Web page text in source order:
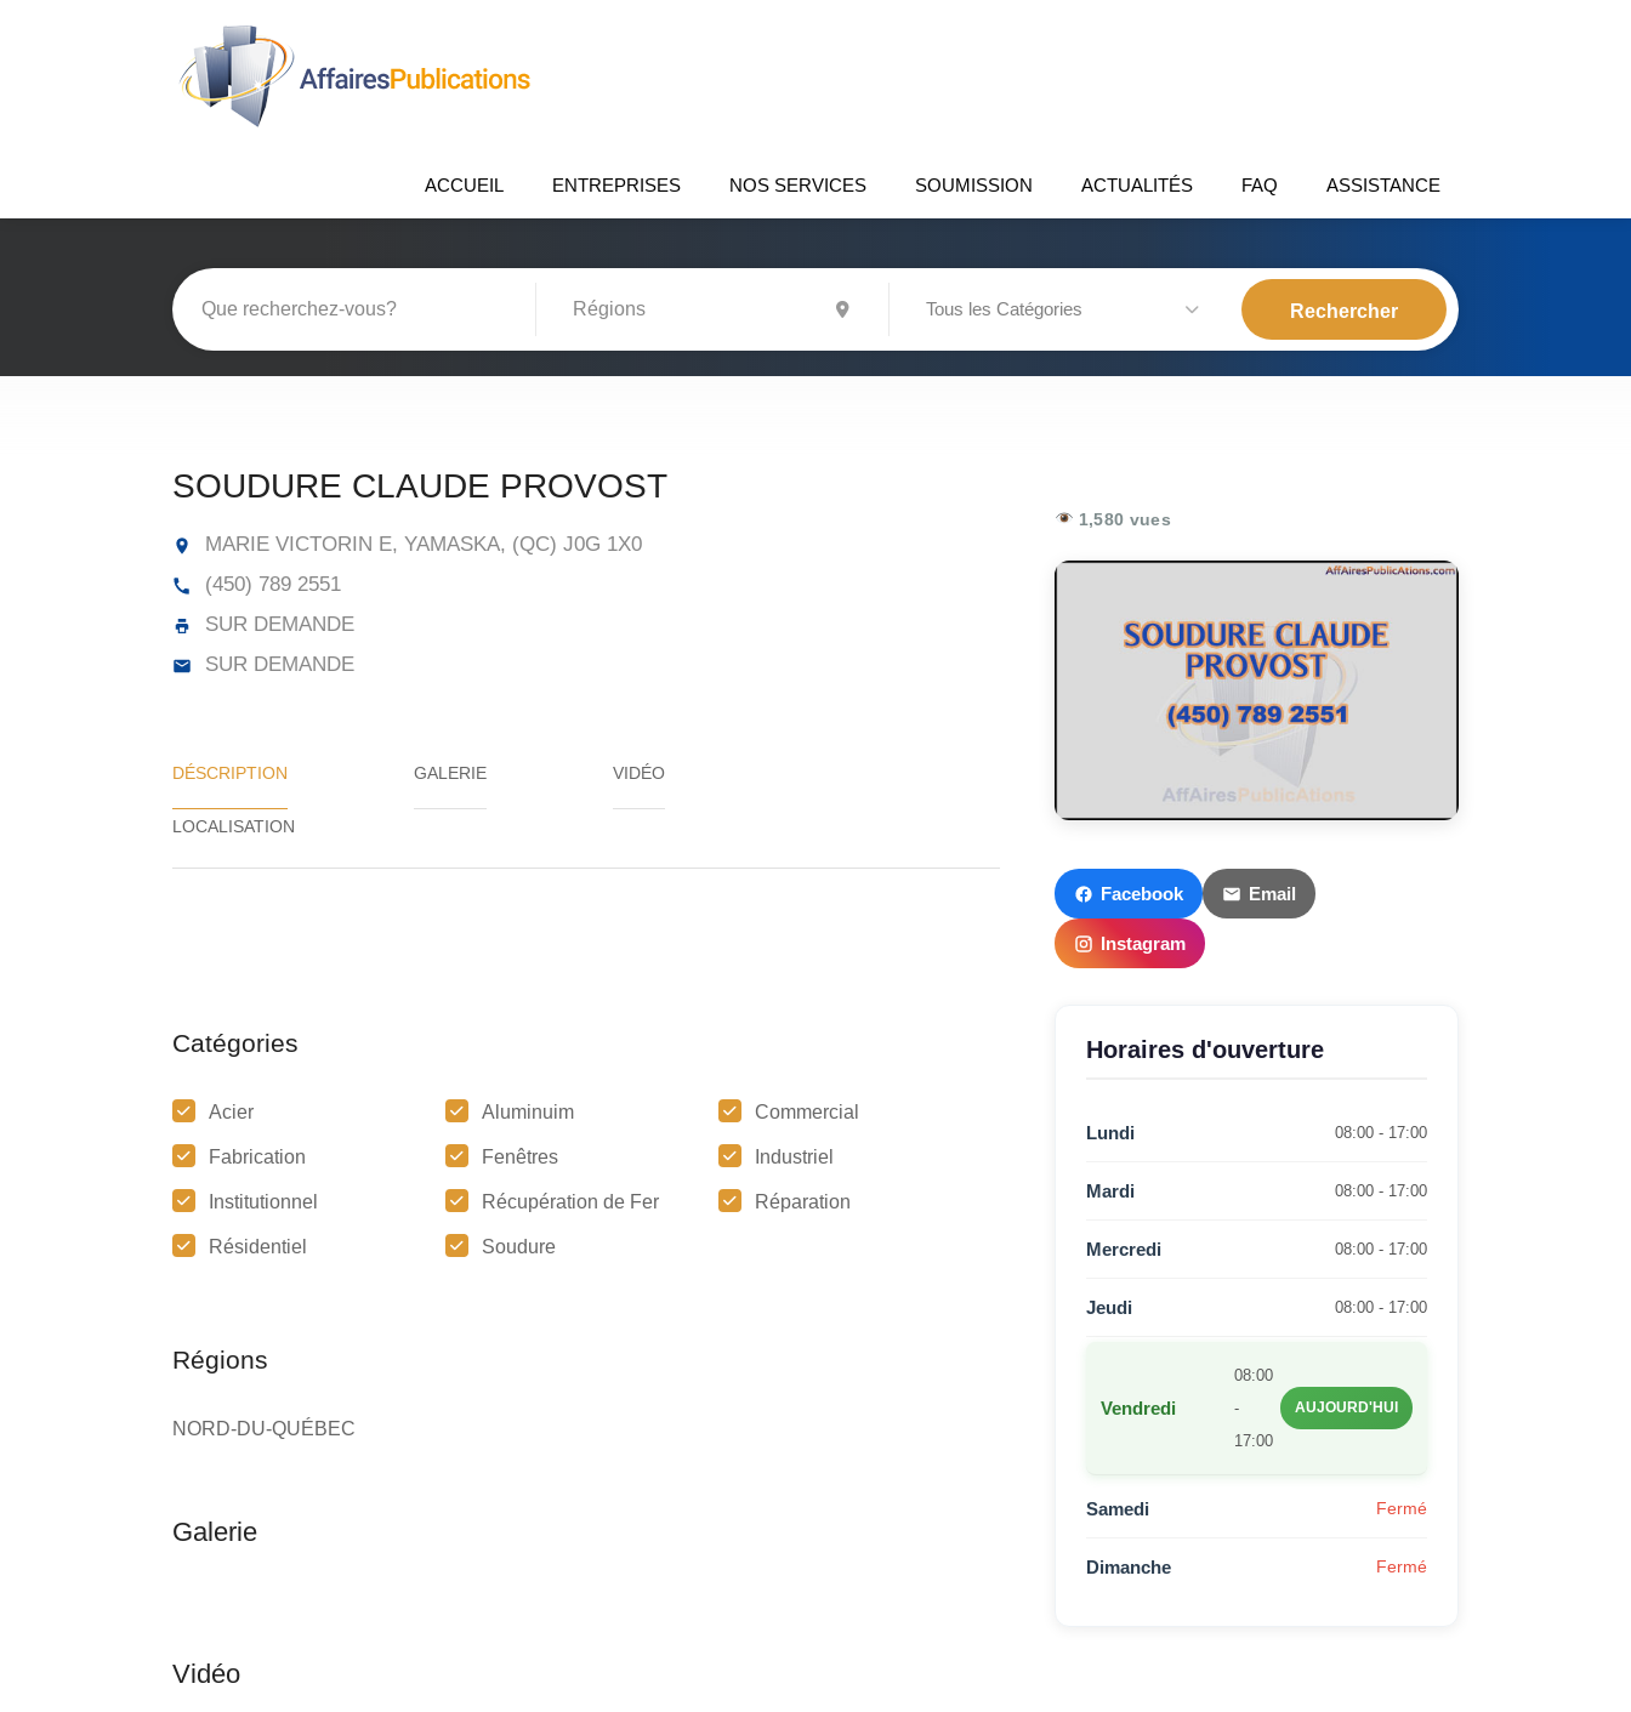
ACCUEIL ENTREPRISES NOS SERVICES SOUMISSION ACTUALITÉS FAQ ASSISTANCE
Tous les Catégories
SOUDURE CLAUDE PROVOST
MARIE VICTORIN E, YAMASKA, (QC) J0G 1X0
(450) 789 2551
SUR DEMANDE
SUR DEMANDE
DÉSCRIPTION GALERIE VIDÉO
Catégories
Acier Aluminuim Commercial
Fabrication Fenêtres Industriel
Institutionnel Récupération de Fer Réparation
Résidentiel Soudure
Régions
NORD-DU-QUÉBEC
1,580 vues
Facebook Email
Instagram
Horaires d'ouverture
Lundi 08:00 - 17:00
Mardi 08:00 - 17:00
Mercredi 08:00 - 17:00
Jeudi 08:00 - 17:00
Vendredi
08:00
-
17:00
AUJOURD'HUI
Samedi Fermé
Dimanche Fermé